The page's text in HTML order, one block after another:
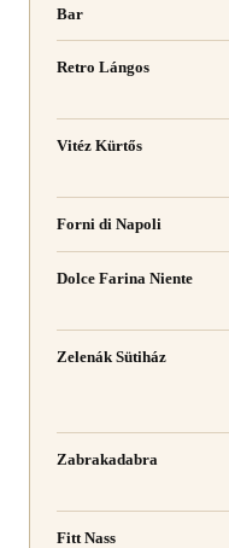
Bar
Retro Lángos
Vitéz Kürtős
Forni di Napoli
Dolce Farina Niente
Zelenák Sütiház
Zabrakadabra
Fitt Nass